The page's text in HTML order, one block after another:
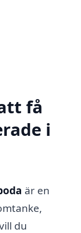
få
i
är en
du